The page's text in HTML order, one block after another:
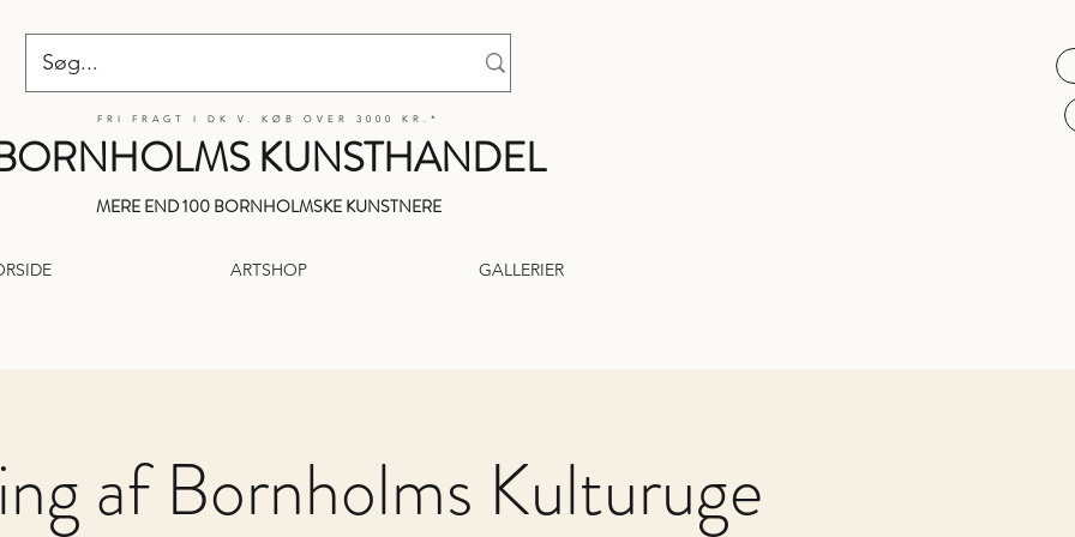
FRI FRAGT I DK V. KØB OVER 3000 KR.*
KUNSTHANDEL
MERE END 100 BORNHOLMSKE KUNSTNERE
ARTSHOP GALLERIER
af Bornholms Kulturuge